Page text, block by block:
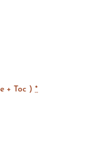
+ Toc ) *